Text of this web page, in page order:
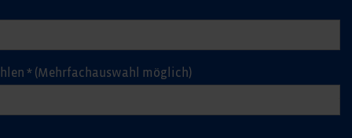
* (Mehrfachauswahl möglich)